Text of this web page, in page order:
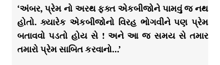
‘અંબર, પ્રેમ નો અરથ ફક્ત એકબીજોને પામવું જ નથ
હોતો. ક્યારેક એકબીજોનો વિરહ ભોગવીને પણ પ્રેમ
બતાવવો પડતો હોય સે ! અને આ જ સમય સે તમાર
તમારો પ્રેમ સાબિત કરવાનો…’